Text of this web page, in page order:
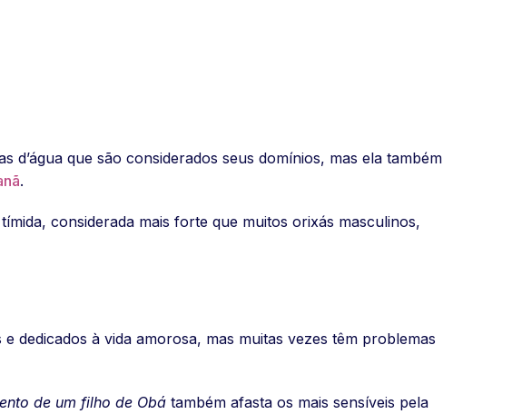
que são considerados seus domínios, mas ela também
.
considerada mais forte que muitos orixás masculinos,
dedicados à vida amorosa, mas muitas vezes têm problemas
de um filho de Obá também afasta os mais sensíveis pela